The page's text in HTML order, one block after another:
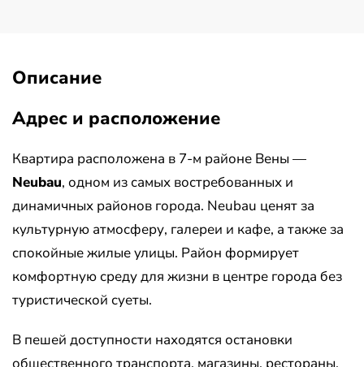
Описание
Адрес и расположение
Квартира расположена в 7-м районе Вены —
Neubau, одном из самых востребованных и
динамичных районов города. Neubau ценят за
культурную атмосферу, галереи и кафе, а также за
спокойные жилые улицы. Район формирует
комфортную среду для жизни в центре города без
туристической суеты.
В пешей доступности находятся остановки
общественного транспорта, магазины, рестораны,